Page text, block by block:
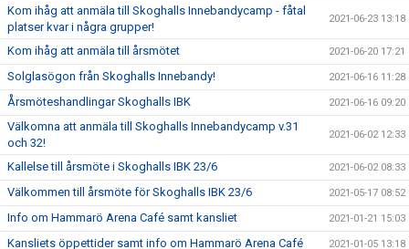
Kom ihåg att anmäla till Skoghalls Innebandycamp - fåtal
platser kvar i några grupper!
2021-06-23 13:18
Kom ihåg att anmäla till årsmötet 2021-06-20 17:21
Solglasögon från Skoghalls Innebandy! 2021-06-16 11:28
Årsmöteshandlingar Skoghalls IBK 2021-06-16 09:20
Välkomna att anmäla till Skoghalls Innebandycamp v.31
och 32!
2021-06-02 12:33
Kallelse till årsmöte i Skoghalls IBK 23/6 2021-06-02 08:33
Välkommen till årsmöte för Skoghalls IBK 23/6 2021-05-17 08:52
Info om Hammarö Arena Café samt kansliet 2021-01-21 15:03
Kansliets öppettider samt info om Hammarö Arena Café 2021-01-05 13:18